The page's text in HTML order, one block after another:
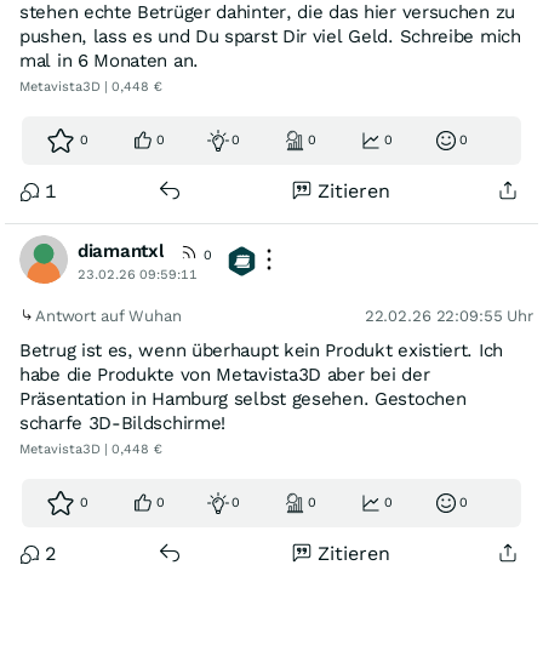
stehen echte Betrüger dahinter, die das hier versuchen zu
pushen, lass es und Du sparst Dir viel Geld. Schreibe mich
mal in 6 Monaten an.
Metavista3D | 0,448 €
0 0 0 0 0 0
1 Zitieren
diamantxl
0
23.02.26 09:59:11
Antwort auf Wuhan 22.02.26 22:09:55 Uhr
Betrug ist es, wenn überhaupt kein Produkt existiert. Ich
habe die Produkte von Metavista3D aber bei der
Präsentation in Hamburg selbst gesehen. Gestochen
scharfe 3D-Bildschirme!
Metavista3D | 0,448 €
0 0 0 0 0 0
2 Zitieren